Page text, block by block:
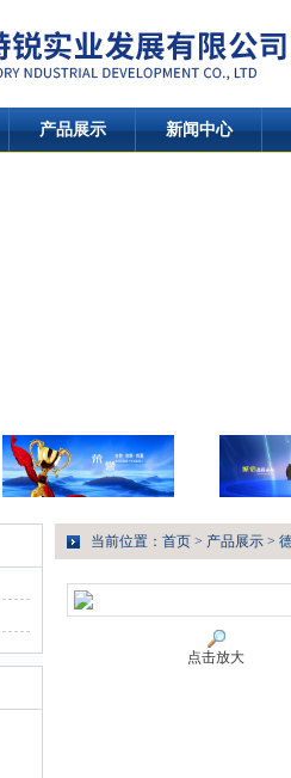
产品展示 新闻中心
当前位置： 首页 > 产品展示 >
点击放大